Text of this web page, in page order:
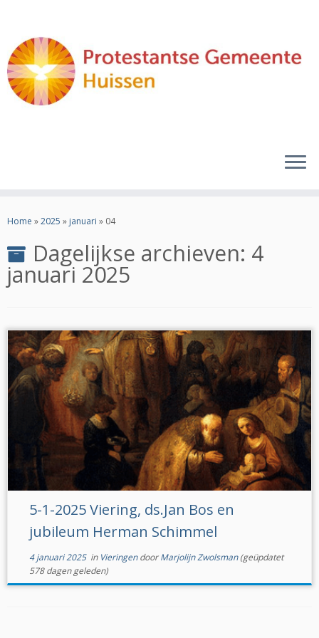
naarHome »2025 » januari » 04
Dagelijkse archieven: 4
januari 2025
5-1-2025 Viering, ds.Jan Bos en
jubileum Herman Schimmel
4 januari 2025in VieringendoorMarjolijn Zwolsman(geüpdatet
578 dagen geleden)